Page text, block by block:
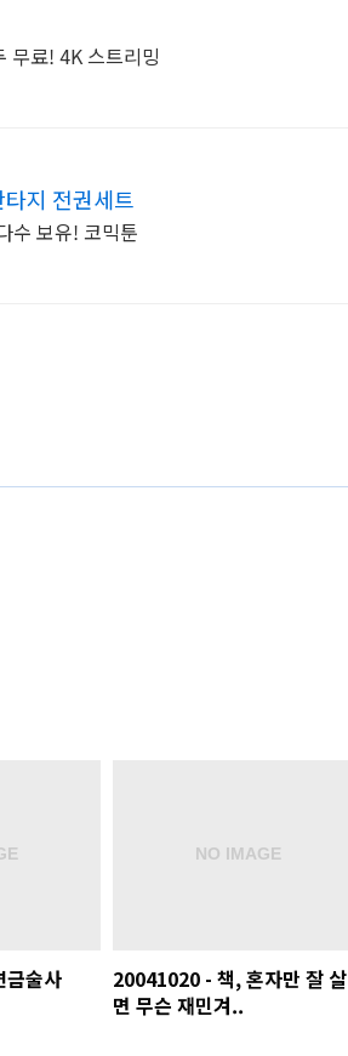
무료! 4K 스트리밍
지 전권세트
수 보유! 코믹툰
술사
20041020 - 책, 혼자만 잘 살
면 무슨 재민겨..